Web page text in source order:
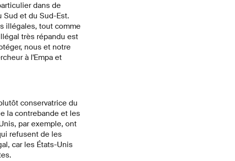
dans de
Sud et du Sud-Est.
illégales, tout comme
très répandu est
nous et notre
à l'Empa et
conservatrice du
la contrebande et les
par exemple, ont
refusent de les
car les États-Unis